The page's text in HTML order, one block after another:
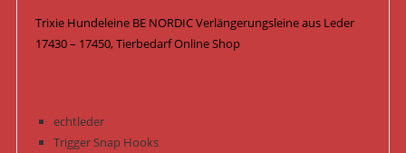
Trixie Hundeleine BE NORDIC Verlängerungsleine aus Leder
17430 – 17450, Tierbedarf Online Shop
echtleder
Trigger Snap Hooks